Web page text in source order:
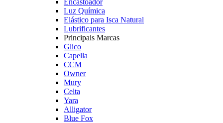
Encastoador
Luz Química
Elástico para Isca Natural
Lubrificantes
Principais Marcas
Glico
Capella
CCM
Owner
Mury
Celta
Yara
Alligator
Blue Fox